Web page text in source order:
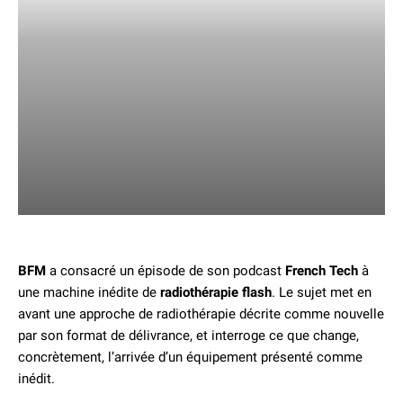
BFM a consacré un épisode de son podcast French Tech à
une machine inédite de radiothérapie flash. Le sujet met en
avant une approche de radiothérapie décrite comme nouvelle
par son format de délivrance, et interroge ce que change,
concrètement, l’arrivée d’un équipement présenté comme
inédit.